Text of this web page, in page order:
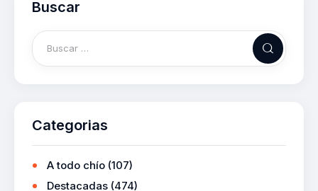
Buscar
Categorias
A todo chío (107)
Destacadas (474)